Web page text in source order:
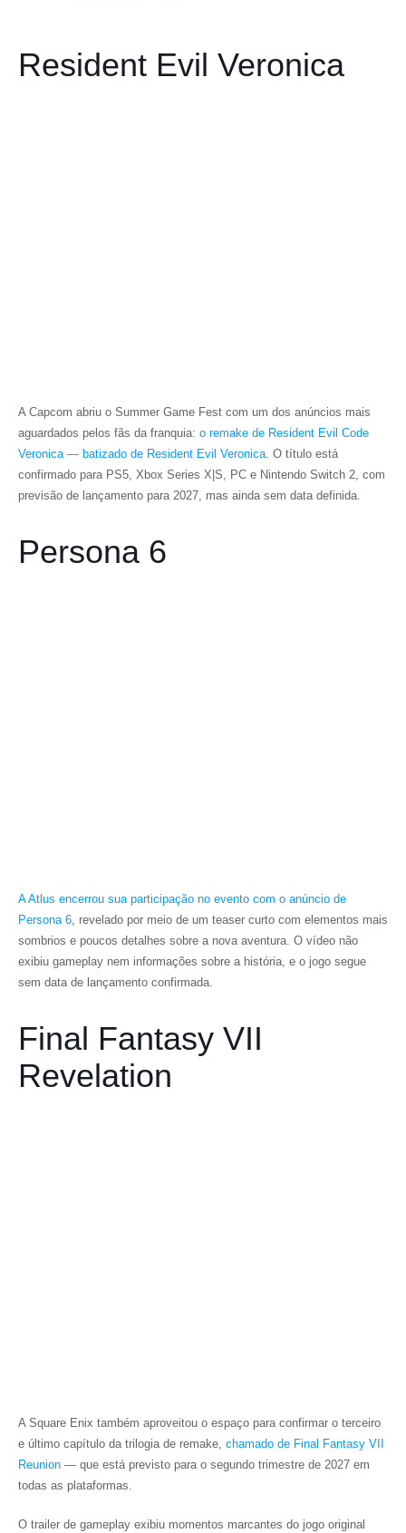
Resident Evil Veronica
A Capcom abriu o Summer Game Fest com um dos anúncios mais
aguardados pelos fãs da franquia: o remake de Resident Evil Code
Veronica— batizado de Resident Evil Veronica. O título está
confirmado para PS5, Xbox Series X|S, PC e Nintendo Switch 2, com
previsão de lançamento para 2027, mas ainda sem data definida.
Persona 6
A Atlus encerrou sua participação no evento com o anúncio de
Persona 6, revelado por meio de um teaser curto com elementos mais
sombrios e poucos detalhes sobre a nova aventura. O vídeo não
exibiu gameplay nem informações sobre a história, e o jogo segue
sem data de lançamento confirmada.
Final Fantasy VII
Revelation
A Square Enix também aproveitou o espaço para confirmar o terceiro
e último capítulo da trilogia de remake, chamado de Final Fantasy VII
Reunion — que está previsto para o segundo trimestre de 2027 em
todas as plataformas.
O trailer de gameplay exibiu momentos marcantes do jogo original